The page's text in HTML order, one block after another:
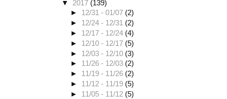
▼ 2017 (139)
► 12/31 - 01/07 (2)
► 12/24 - 12/31 (2)
► 12/17 - 12/24 (4)
► 12/10 - 12/17 (5)
► 12/03 - 12/10 (3)
► 11/26 - 12/03 (2)
► 11/19 - 11/26 (2)
► 11/12 - 11/19 (5)
► 11/05 - 11/12 (5)